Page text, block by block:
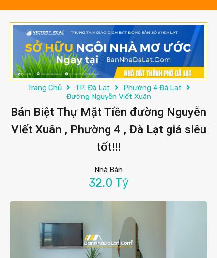
Trang Chủ TP. Đà Lạt
Phường 4 Đà Lạt
Đường Nguyễn Viết Xuân
Bán Biệt Thự Mặt Tiền đường Nguyễn
Viết Xuân , Phường 4 , Đà Lạt giá siêu
tốt!!!
Nhà Bán
32.0 Tỷ